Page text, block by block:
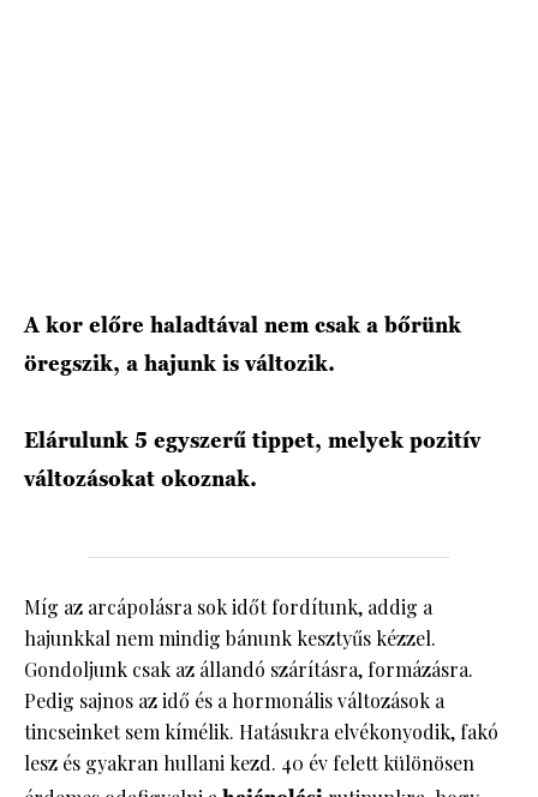
A kor előre haladtával nem csak a bőrünk
öregszik, a hajunk is változik.
Elárulunk 5 egyszerű tippet, melyek pozitív
változásokat okoznak.
Míg az arcápolásra sok időt fordítunk, addig a
hajunkkal nem mindig bánunk kesztyűs kézzel.
Gondoljunk csak az állandó szárításra, formázásra.
Pedig sajnos az idő és a hormonális változások a
tincseinket sem kímélik. Hatásukra elvékonyodik, fakó
lesz és gyakran hullani kezd. 40 év felett különösen